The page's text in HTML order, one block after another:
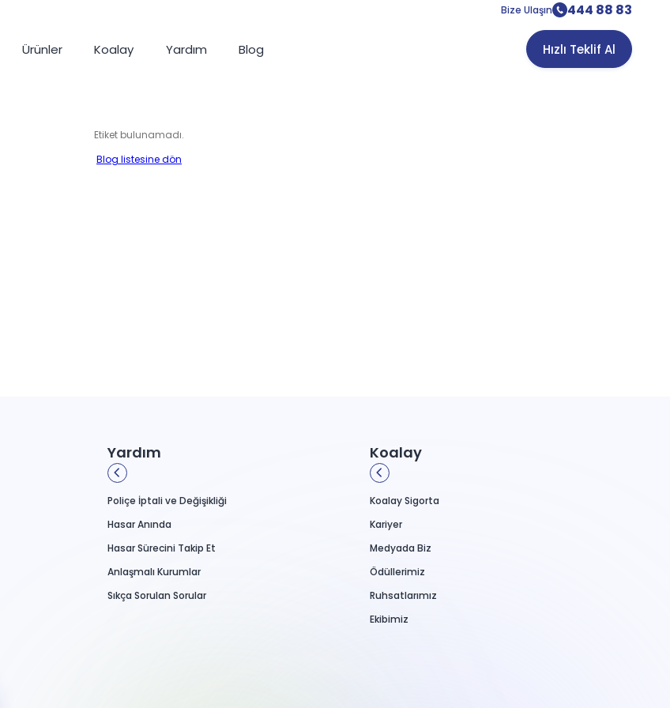
Bize Ulaşın 444 88 83
Ürünler Koalay Yardım Blog Hızlı Teklif Al
Etiket bulunamadı.
Blog listesine dön
Yardım
Poliçe İptali ve Değişikliği
Hasar Anında
Hasar Sürecini Takip Et
Anlaşmalı Kurumlar
Sıkça Sorulan Sorular
Koalay
Koalay Sigorta
Kariyer
Medyada Biz
Ödüllerimiz
Ruhsatlarımız
Ekibimiz